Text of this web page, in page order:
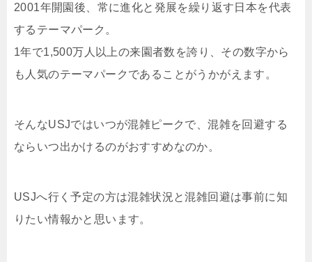
2001年開園後、常に進化と発展を繰り返す日本を代表
するテーマパーク。
1年で1,500万人以上の来園者数を誇り、その数字から
も人気のテーマパークであることがうかがえます。
そんなUSJではいつが混雑ピークで、混雑を回避する
ならいつ出かけるのがおすすめなのか。
USJへ行く予定の方は混雑状況と混雑回避は事前に知
りたい情報かと思います。